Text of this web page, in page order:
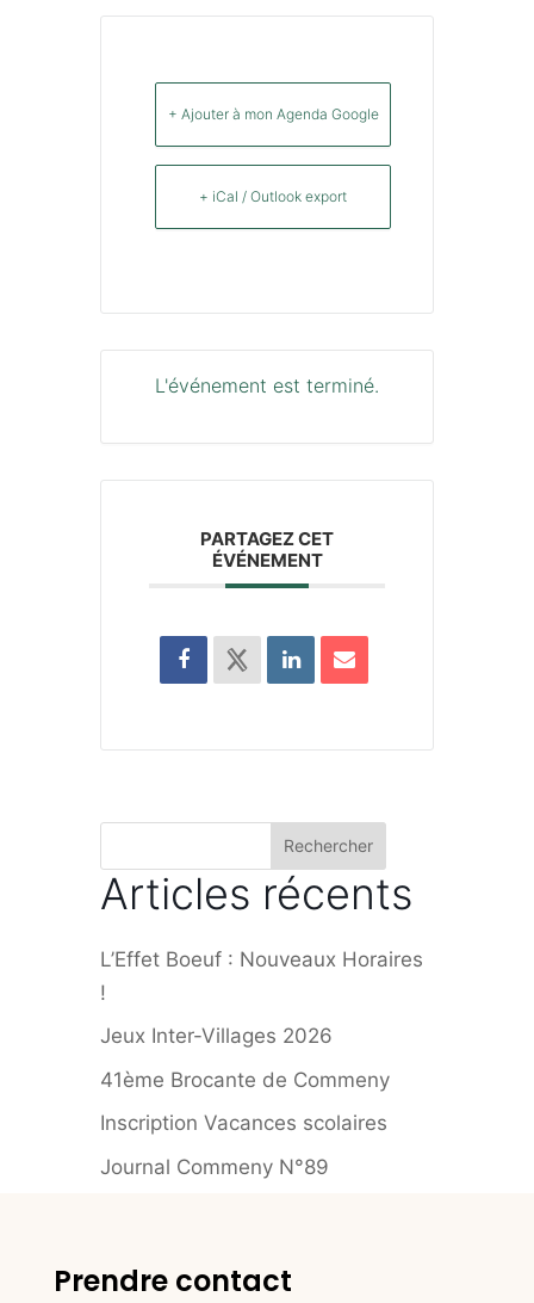
+ Ajouter à mon Agenda Google
+ iCal / Outlook export
L'événement est terminé.
PARTAGEZ CET
ÉVÉNEMENT
Rechercher
Articles récents
L’Effet Boeuf : Nouveaux Horaires
!
Jeux Inter-Villages 2026
41ème Brocante de Commeny
Inscription Vacances scolaires
Journal Commeny N°89
Prendre contact